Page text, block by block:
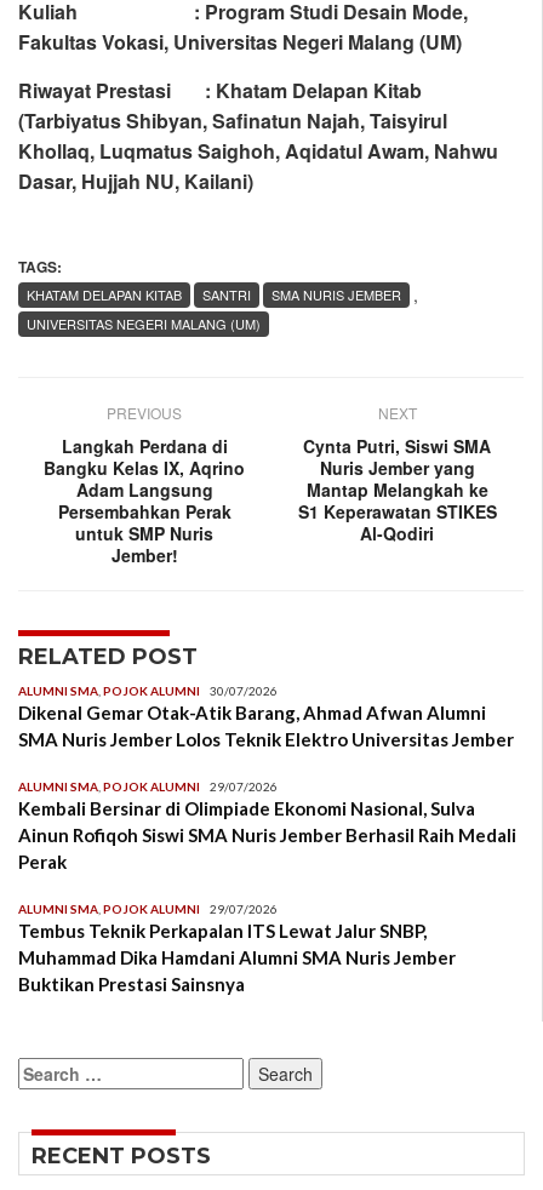
Kuliah : Program Studi Desain Mode,
Fakultas Vokasi, Universitas Negeri Malang (UM)
Riwayat Prestasi : Khatam Delapan Kitab
(Tarbiyatus Shibyan, Safinatun Najah, Taisyirul
Khollaq, Luqmatus Saighoh, Aqidatul Awam, Nahwu
Dasar, Hujjah NU, Kailani)
TAGS:
,
KHATAM DELAPAN KITAB SANTRI
SMA NURIS JEMBER
UNIVERSITAS NEGERI MALANG (UM)
PREVIOUS
Langkah Perdana di
Bangku Kelas IX, Aqrino
Adam Langsung
Persembahkan Perak
untuk SMP Nuris
Jember!
NEXT
Cynta Putri, Siswi SMA
Nuris Jember yang
Mantap Melangkah ke
S1 Keperawatan STIKES
Al-Qodiri
RELATED POST
ALUMNI SMA POJOK ALUMNI 30/07/2026
Dikenal Gemar Otak-Atik Barang, Ahmad Afwan Alumni
SMA Nuris Jember Lolos Teknik Elektro Universitas Jember
ALUMNI SMA POJOK ALUMNI 29/07/2026
Kembali Bersinar di Olimpiade Ekonomi Nasional, Sulva
Ainun Rofiqoh Siswi SMA Nuris Jember Berhasil Raih Medali
Perak
ALUMNI SMA POJOK ALUMNI 29/07/2026
Tembus Teknik Perkapalan ITS Lewat Jalur SNBP,
Muhammad Dika Hamdani Alumni SMA Nuris Jember
Buktikan Prestasi Sainsnya
Search
for:
RECENT POSTS